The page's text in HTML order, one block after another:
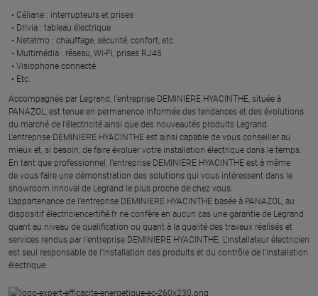
Céliane : interrupteurs et prises ​
Drivia : tableau électrique ​
Netatmo : chauffage, sécurité, confort, etc.​
Multimédia : réseau, Wi-Fi, prises RJ45​
Visiophone connecté​
Etc.​
​Accompagnée par Legrand, l’entreprise DEMINIERE HYACINTHE, située à
PANAZOL, est tenue en permanence informée des tendances et des évolutions
du marché de l'électricité ainsi que des nouveautés produits Legrand.
L’entreprise DEMINIERE HYACINTHE est ainsi capable de vous conseiller au
mieux et, si besoin, de faire évoluer votre installation électrique dans le temps.
En tant que professionnel, l’entreprise DEMINIERE HYACINTHE est à même
de vous faire une démonstration des solutions qui vous intéressent dans le
showroom Innoval de Legrand le plus proche de chez vous.​
L’appartenance de l’entreprise DEMINIERE HYACINTHE basée à PANAZOL, au
dispositif électriciencertifié.fr ne confère en aucun cas une garantie de Legrand
quant au niveau de qualification ou quant à la qualité des travaux réalisés et
services rendus par l’entreprise DEMINIERE HYACINTHE. L’installateur électricien
est seul responsable de l’installation des produits et du contrôle de l’installation
électrique.